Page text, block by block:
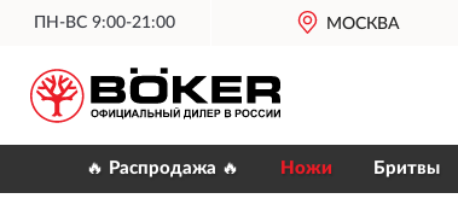
ПН-ВС 9:00-21:00 МОСКВА
🔥 Распродажа 🔥 Ножи Бритвы